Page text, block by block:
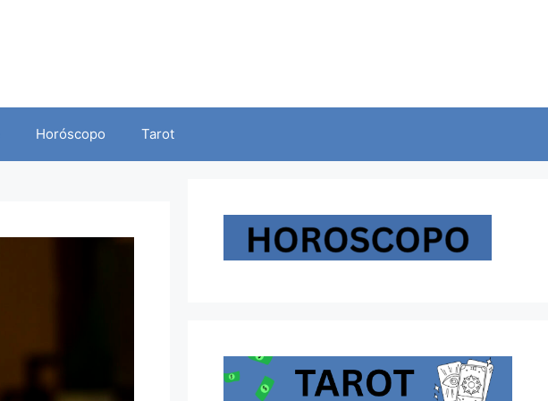
Horóscopo Tarot